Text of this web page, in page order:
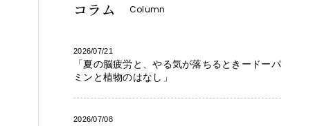
コラム Column
2026/07/21
「夏の脳疲労と、やる気が落ちるときードーパ
ミンと植物のはなし」
2026/07/08